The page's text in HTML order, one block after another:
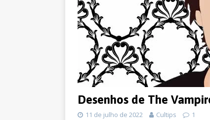
Desenhos de The
11 de julho de 2022 Cultips 1